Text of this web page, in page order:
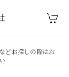
どお探しの際はお